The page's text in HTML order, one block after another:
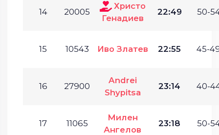
14 20005
Христо
Генадиев
22:49 50-
15 10543 Иво Златев 22:55 45-
16 27900
Andrei
Shypitsa
23:14 40-
17 11065
Милен
Ангелов
23:18 50-